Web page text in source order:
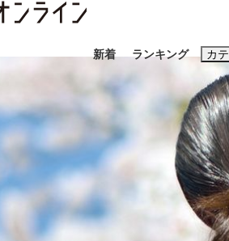
新着 ランキング カ
スクープ ニュー
おすすめの
#藤田晋 #三
#玉木雄一郎